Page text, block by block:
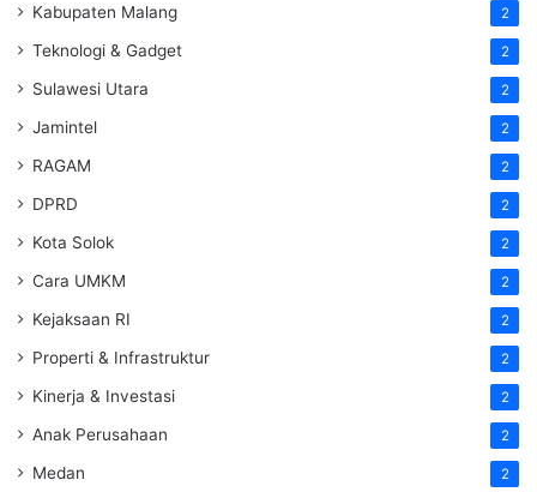
Kabupaten Malang 2
Teknologi & Gadget 2
Sulawesi Utara 2
Jamintel 2
RAGAM 2
DPRD 2
Kota Solok 2
Cara UMKM 2
Kejaksaan RI 2
Properti & Infrastruktur 2
Kinerja & Investasi 2
Anak Perusahaan 2
Medan 2